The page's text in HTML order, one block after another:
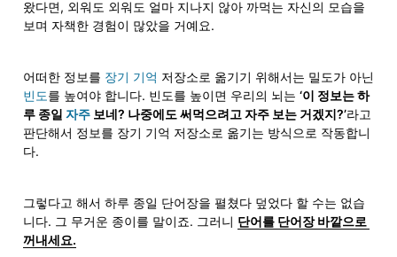
왔다면, 외워도 외워도 얼마 지나지 않아 까먹는 자신의 모습을
보며 자책한 경험이 많았을 거예요.
어떠한 정보를 장기 기억
빈도를 높여야 합니다. 빈도를 높이면 우리의 뇌는 ‘이 정보는 하
루 종일 자주 보네? 나중에도 써먹으려고 자주 보는 거겠지?’라고
판단해서 정보를 장기 기억 저장소로 옮기는 방식으로 작동합니
다.
그렇다고 해서 하루 종일 단어장을 펼쳤다 덮었다 할 수는 없습
니다. 그 무거운 종이를 말이죠. 그러니 단어를 단어장 바깥으로
꺼내세요.